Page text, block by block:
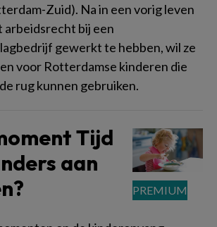
Zuid). Na in een vorig leven
arbeidsrecht bij een
gewerkt te hebben, wil ze
voor Rotterdamse kinderen die
rug kunnen gebruiken.
Tijd
aan